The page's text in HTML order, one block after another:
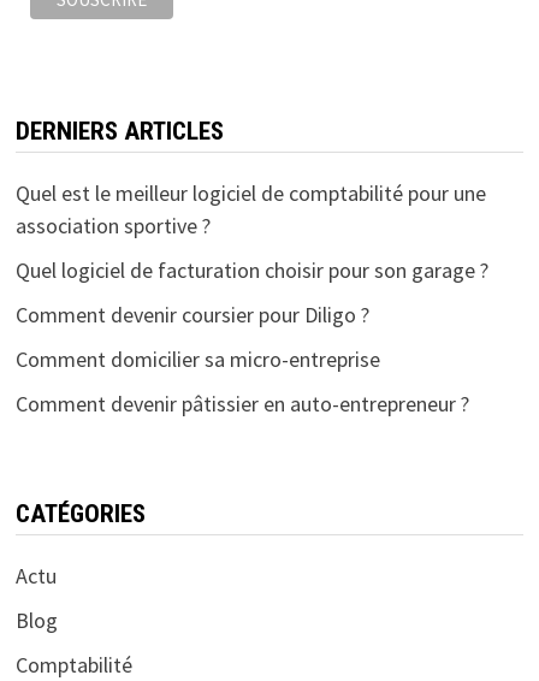
DERNIERS ARTICLES
Quel est le meilleur logiciel de comptabilité pour une
association sportive ?
Quel logiciel de facturation choisir pour son garage ?
Comment devenir coursier pour Diligo ?
Comment domicilier sa micro-entreprise
Comment devenir pâtissier en auto-entrepreneur ?
CATÉGORIES
Actu
Blog
Comptabilité